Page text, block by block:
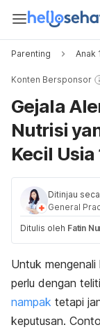
Parenting Anak
Konten Bersponsor
Gejala
Nutrisi
Kecil Usia
Ditinjau
General
Ditulis oleh Fatin
Untuk
perlu dengan
nampak tetapi
keputusan.